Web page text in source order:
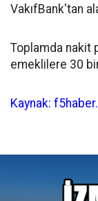
VakıfBank'tan
Toplamda nakit
emeklilere 30
Kaynak: